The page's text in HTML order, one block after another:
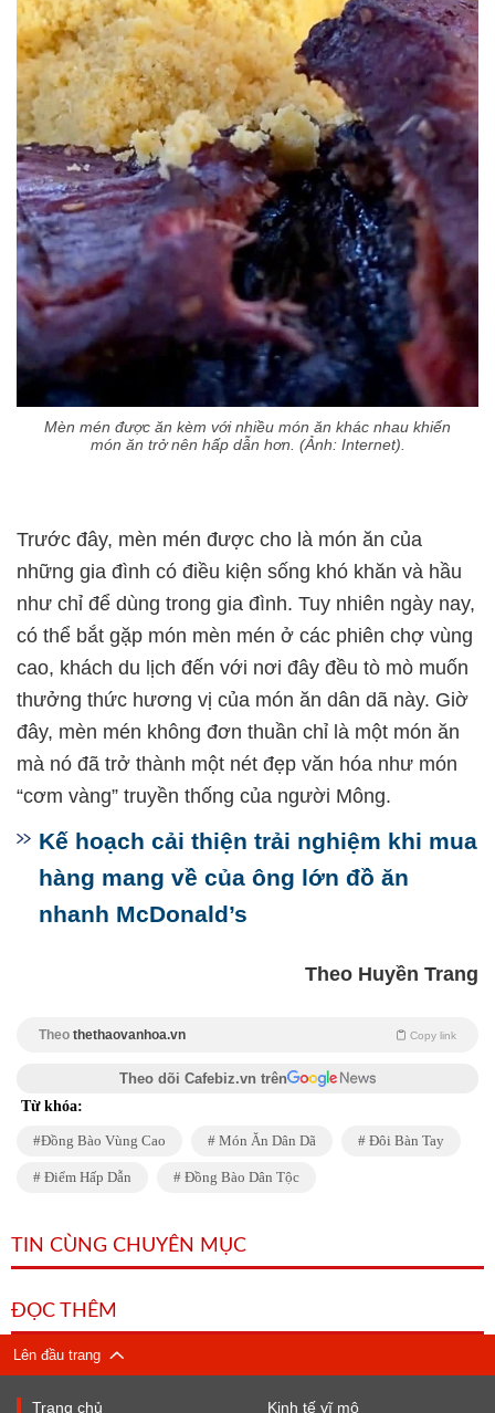
Mèn mén được ăn kèm với nhiều món ăn khác nhau khiến
món ăn trở nên hấp dẫn hơn. (Ảnh: Internet).
Trước đây, mèn mén được cho là món ăn của
những gia đình có điều kiện sống khó khăn và hầu
như chỉ để dùng trong gia đình. Tuy nhiên ngày nay,
có thể bắt gặp món mèn mén ở các phiên chợ vùng
cao, khách du lịch đến với nơi đây đều tò mò muốn
thưởng thức hương vị của món ăn dân dã này. Giờ
đây, mèn mén không đơn thuần chỉ là một món ăn
mà nó đã trở thành một nét đẹp văn hóa như món
“cơm vàng” truyền thống của người Mông.
Kế hoạch cải thiện trải nghiệm khi mua
hàng mang về của ông lớn đồ ăn
nhanh McDonald’s
Theo Huyền Trang
Theo thethaovanhoa.vn Copy link
Theo dõi Cafebiz.vn trên
Từ khóa:
Đồng Bào Vùng Cao Món Ăn Dân Dã Đôi Bàn Tay
Điểm Hấp Dẫn Đồng Bào Dân Tộc
TIN CÙNG CHUYÊN MỤC
ĐỌC THÊM
Lên đầu trang
Trang chủ Kinh tế vĩ mô